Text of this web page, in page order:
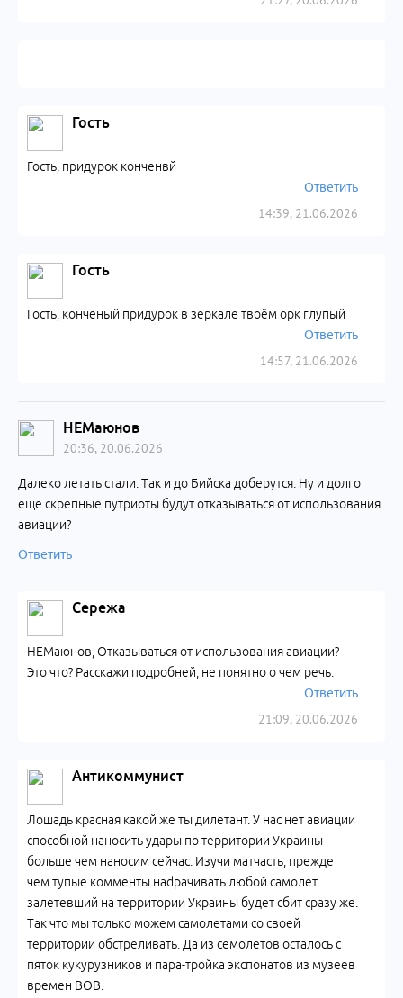
Гость
14:39, 21.06.2026
Гость, придурок конченвй
Ответить
Гость
14:57, 21.06.2026
Гость, конченый придурок в зеркале твоём орк глупый
Ответить
НЕМаюнов
20:36, 20.06.2026
Далеко летать стали. Так и до Бийска доберутся. Ну и долго
ещё скрепные путриоты будут отказываться от использования
авиации?
Ответить
Сережа
21:09, 20.06.2026
НЕМаюнов, Отказываться от использования авиации?
Это что? Расскажи подробней, не понятно о чем речь.
Ответить
Антикоммунист
Лошадь красная какой же ты дилетант. У нас нет авиации
способной наносить удары по территории Украины
больше чем наносим сейчас. Изучи матчасть, прежде
чем тупые комменты наdрачивать любой самолет
залетевший на территории Украины будет сбит сразу же.
Так что мы только можем самолетами со своей
территории обстреливать. Да из семолетов осталось с
пяток кукурузников и пара-тройка экспонатов из музеев
времен ВОВ.